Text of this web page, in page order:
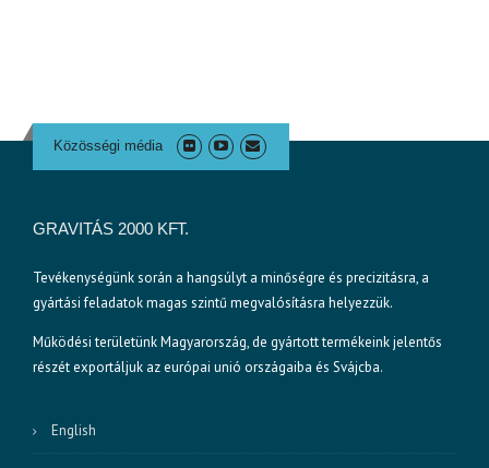
Közösségi média
GRAVITÁS 2000 KFT.
Tevékenységünk során a hangsúlyt a minőségre és precizitásra, a
gyártási feladatok magas szintű megvalósításra helyezzük.
Működési területünk Magyarország, de gyártott termékeink jelentős
részét exportáljuk az európai unió országaiba és Svájcba.
English